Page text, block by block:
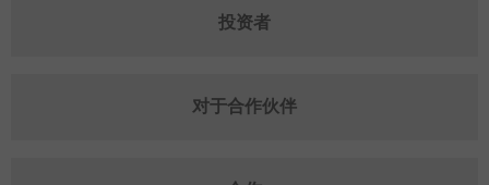
投资者
对于合作伙伴